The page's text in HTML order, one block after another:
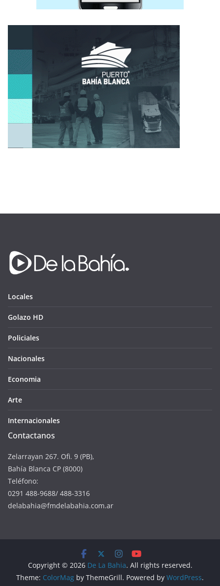
Locales
Golazo HD
Policiales
Nacionales
Economia
Arte
Internacionales
Contactanos
Zelarrayan 267. Ofi. 9 (PB),
Bahía Blanca CP (8000)
Teléfono:
0291 488-9688/ 488-3316
delabahia@fmdelabahia.com.ar
Copyright © 2026 De La Bahia. All rights reserved.
Theme: ColorMag by ThemeGrill. Powered by WordPress.